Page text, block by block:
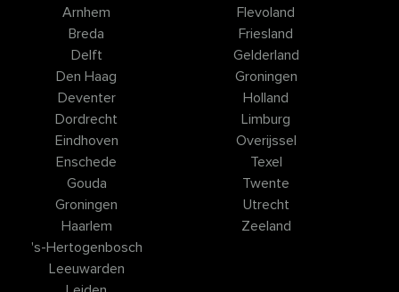
Arnhem
Breda
Delft
Den Haag
Deventer
Dordrecht
Eindhoven
Enschede
Gouda
Groningen
Haarlem
's-Hertogenbosch
Leeuwarden
Flevoland
Friesland
Gelderland
Groningen
Holland
Limburg
Overijssel
Texel
Twente
Utrecht
Zeeland